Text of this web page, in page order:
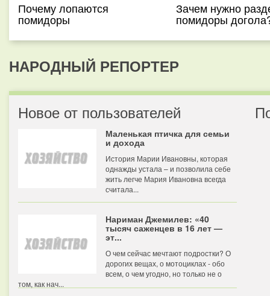
Почему лопаются
помидоры
Зачем нужно
помидоры
НАРОДНЫЙ РЕПОРТЕР
Новое от пользователей
Маленькая птичка для семьи
и дохода
История Марии Ивановны, которая
однажды устала – и позволила себе
жить легче Мария Ивановна всегда
считала...
Нариман Джемилев: «40
тысяч саженцев в 16 лет —
эт...
О чем сейчас мечтают подростки? О
дорогих вещах, о мотоциклах - обо
всем, о чем угодно, но только не о
том, как нач...